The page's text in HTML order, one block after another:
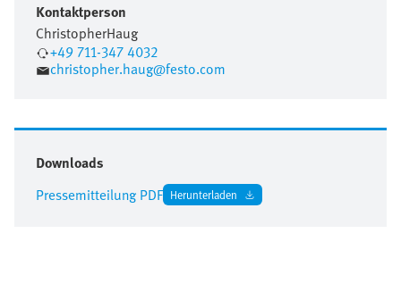
Kontaktperson
ChristopherHaug
+49 711-347 4032
christopher.haug@festo.com
Downloads
Pressemitteilung PDF Herunterladen